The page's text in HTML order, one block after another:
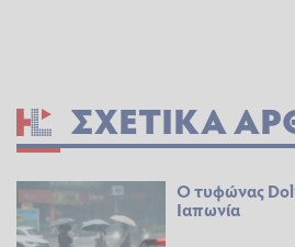
ΣΧΕΤΙΚΆ
Ο τυφώνας
Ιαπωνία